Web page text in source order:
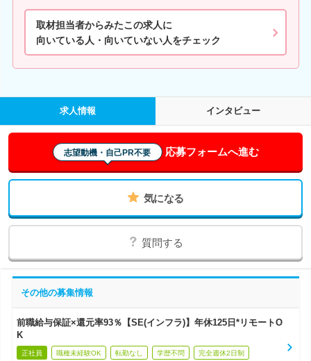
取材担当者からみたこの求人に
向いている人・向いていない人をチェック
求人情報 インタビュー
志望動機・自己PR不要 応募フォームへ進む
気になる
質問する
その他の募集情報
前職給与保証×還元率93％【SE(インフラ)】年休125日*リモートO
K
正社員 職種未経験OK 転勤なし 学歴不問 完全週休2日制